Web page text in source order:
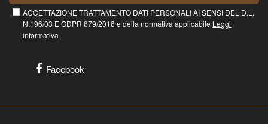
ACCETTAZIONE TRATTAMENTO DATI PERSONALI AI SENSI DEL D.L.
N.196/03 E GDPR 679/2016 e della normativa applicabile Leggi
informativa
Facebook